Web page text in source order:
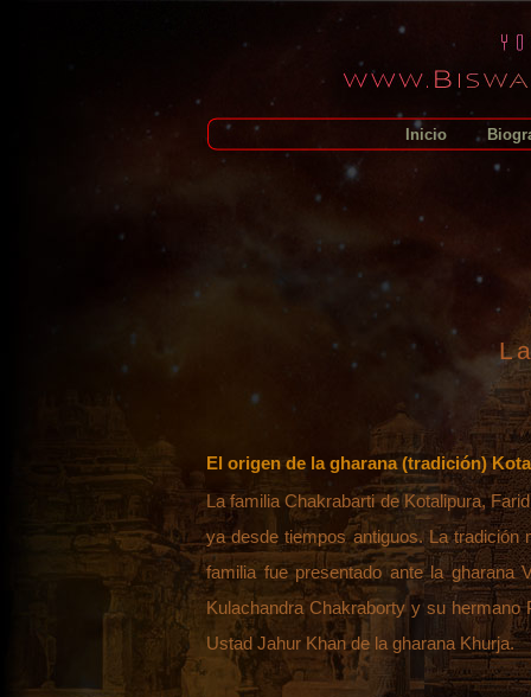
Inicio
El origen de la gharana (tradición)
La familia Chakrabarti de Kotalipura,
ya desde tiempos antiguos. La
familia fue presentado ante la gharana
Kulachandra Chakraborty y su hermano
Ustad Jahur Khan de la gharana Khurja.